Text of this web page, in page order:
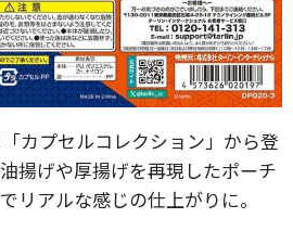
カプセルコレクション」から登
揚げや厚揚げを再現したポーチ
リアルな感じの仕上がりに。